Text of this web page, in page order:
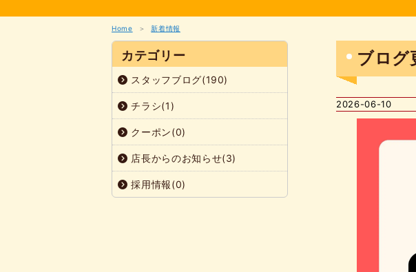
Home 新着情報
ブログ
2026-06-10
カテゴリー
スタッフブログ(190)
チラシ(1)
クーポン(0)
店長からのお知らせ(3)
採用情報(0)